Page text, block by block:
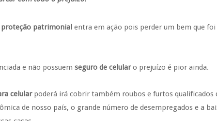
proteção patrimonial entra em ação pois perder um bem que
e não possuem seguro de celularo prejuízo é pior ainda.
celularpoderá irá cobrir também roubos e furtos qualificados
de nosso país, o grande número de desempregados e a